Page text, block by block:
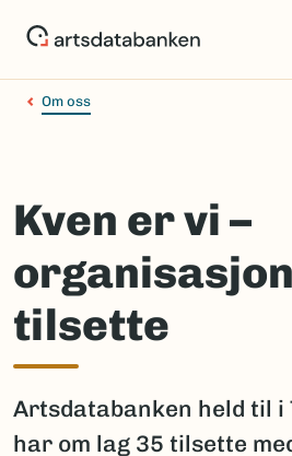
Om oss
Kven er vi –
tilsette
Artsdatabanken held til i
har om lag 35 tilsette